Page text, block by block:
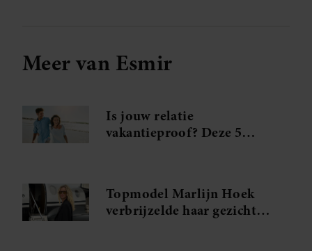
Meer van Esmir
Is jouw relatie
vakantieproof? Deze 5
Topmodel Marlijn Hoek
verbrijzelde haar gezicht: